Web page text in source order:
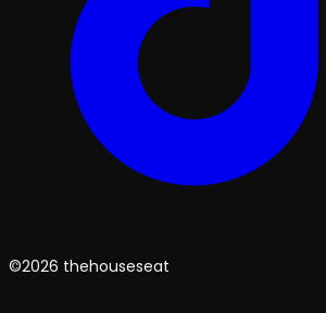
©2026 thehouseseat